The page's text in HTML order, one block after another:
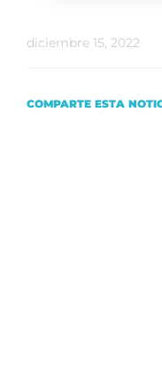
diciembre 15, 2022
COMPARTE ESTA